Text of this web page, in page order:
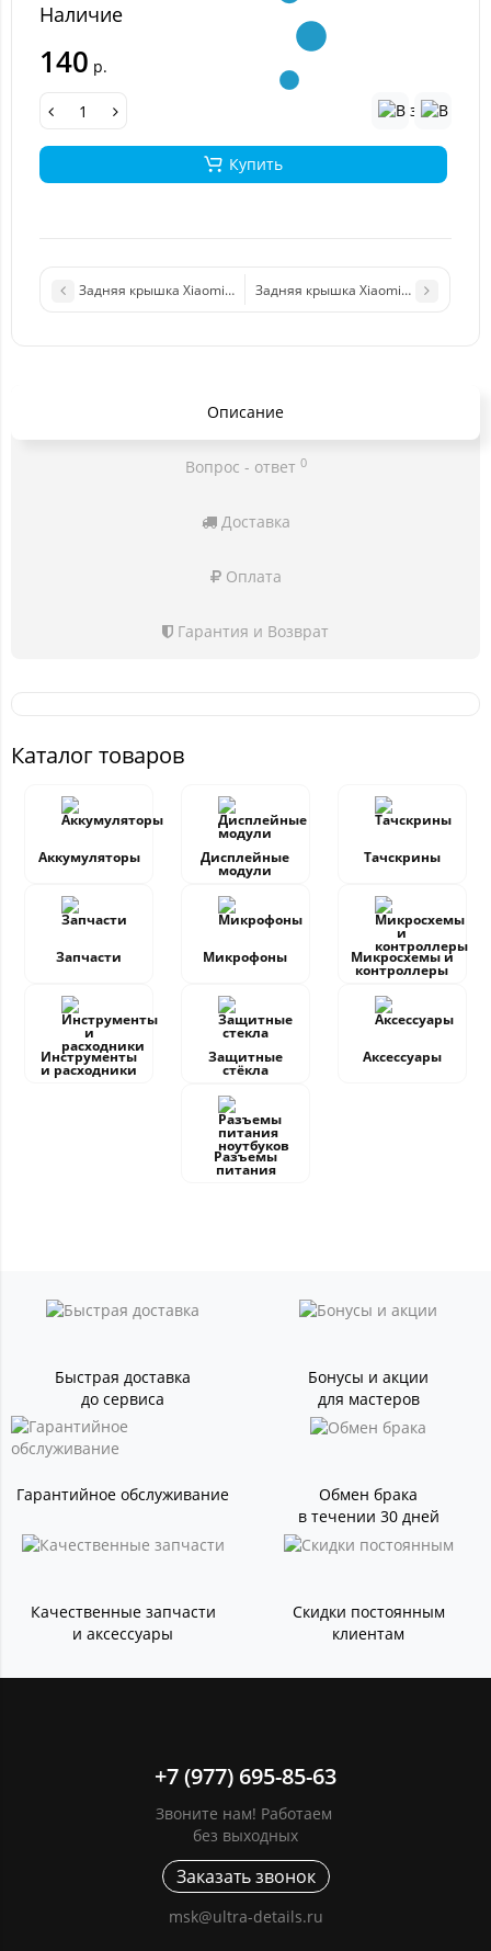
Наличие
140 р.
Купить
Задняя крышка Xiaomi Mi 9 Lite (черный) Premium
Задняя крышка Xiaomi Mi 8 Pro
Описание
Вопрос - ответ 0
Доставка
Оплата
Гарантия и Возврат
Каталог товаров
Аккумуляторы Дисплейные
модули
Тачскрины
Запчасти Микрофоны Микросхемы и
контроллеры
Инструменты
и расходники
Защитные
стёкла
Аксессуары
Разъемы
питания
Быстрая доставка
до сервиса
Бонусы и акции
для мастеров
Гарантийное обслуживание
Обмен брака
в течении 30 дней
Качественные запчасти
и аксессуары
Скидки постоянным
клиентам
+7 (977) 695-85-63
Звоните нам! Работаем
без выходных
Заказать звонок
msk@ultra-details.ru